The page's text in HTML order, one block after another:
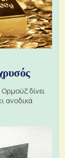
δίνει
ανοδικά